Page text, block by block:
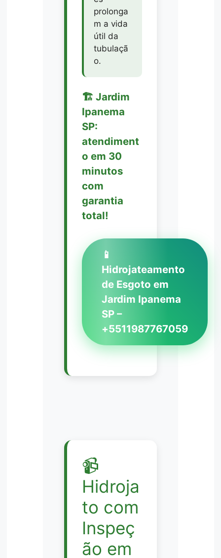
prolonga
m a vida
útil da
tubulaçã
o.
🏗️ Jardim
Ipanema
SP:
atendiment
o em 30
minutos
com
garantia
total!
📱
Hidrojateamento
de Esgoto em
Jardim Ipanema
SP –
+5511987767059
📹
Hidroja
to com
Inspeç
ão em